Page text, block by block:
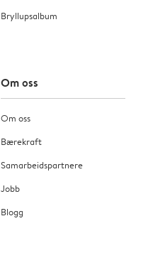
Bryllupsalbum
Om oss
Om oss
Bærekraft
Samarbeidspartnere
Jobb
Blogg